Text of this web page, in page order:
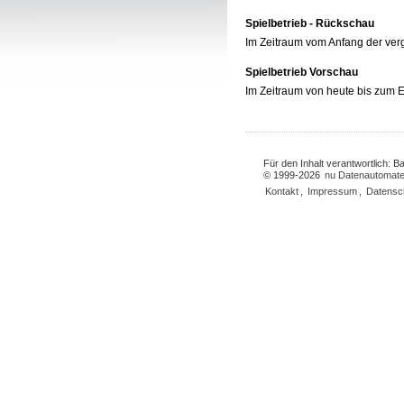
Spielbetrieb - Rückschau
Im Zeitraum vom Anfang der
Spielbetrieb Vorschau
Im Zeitraum von heute bis zum
Für den Inhalt verantwortlich:
© 1999-2026 nu
Kontakt
Impressum